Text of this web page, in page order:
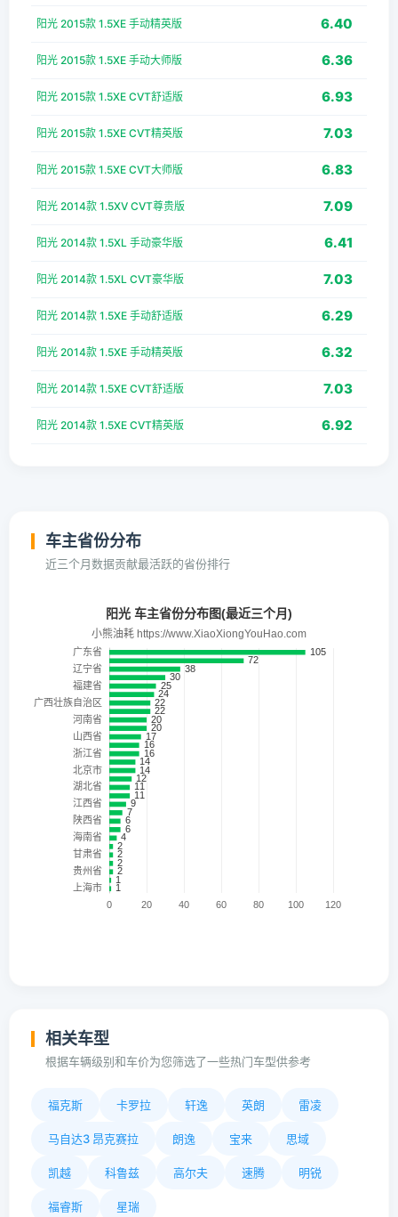
阳光 2015款 1.5XE 手动精英版 6.40
阳光 2015款 1.5XE 手动大师版 6.36
阳光 2015款 1.5XE CVT舒适版 6.93
阳光 2015款 1.5XE CVT精英版 7.03
阳光 2015款 1.5XE CVT大师版 6.83
阳光 2014款 1.5XV CVT尊贵版 7.09
阳光 2014款 1.5XL 手动豪华版 6.41
阳光 2014款 1.5XL CVT豪华版 7.03
阳光 2014款 1.5XE 手动舒适版 6.29
阳光 2014款 1.5XE 手动精英版 6.32
阳光 2014款 1.5XE CVT舒适版 7.03
阳光 2014款 1.5XE CVT精英版 6.92
车主省份分布
近三个月数据贡献最活跃的省份排行
相关车型
根据车辆级别和车价为您筛选了一些热门车型供参考
福克斯 卡罗拉 轩逸 英朗 雷凌
马自达3 昂克赛拉 朗逸 宝来 思域
凯越 科鲁兹 高尔夫 速腾 明锐
福睿斯 星瑞